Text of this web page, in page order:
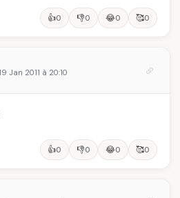
👍0 👎0 😂0 🥰0
Jan 2011 à 20:10
👍0 👎0 😂0 🥰0